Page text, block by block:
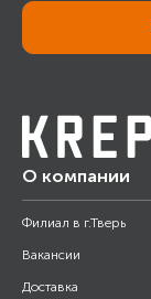
О компании
Филиал в г.Тверь
Вакансии
Доставка